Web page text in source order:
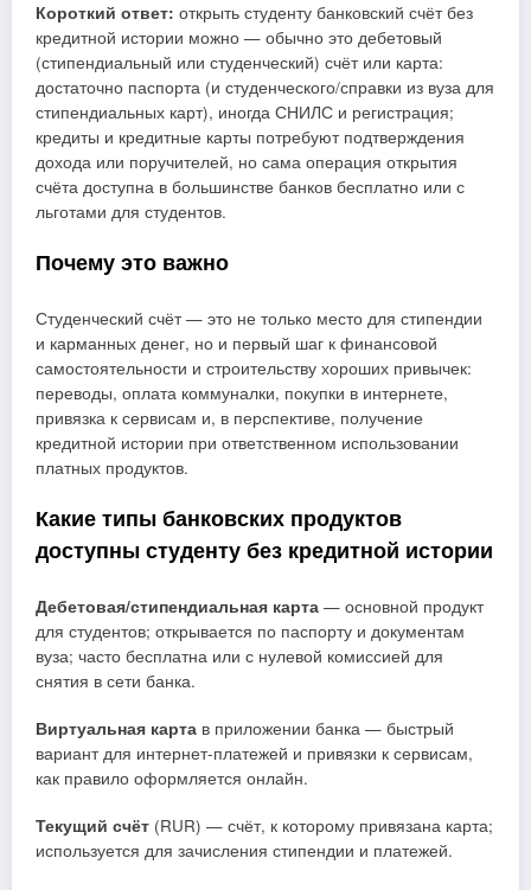
Короткий ответ: открыть студенту банковский счёт без
кредитной истории можно — обычно это дебетовый
(стипендиальный или студенческий) счёт или карта:
достаточно паспорта (и студенческого/справки из вуза для
стипендиальных карт), иногда СНИЛС и регистрация;
кредиты и кредитные карты потребуют подтверждения
дохода или поручителей, но сама операция открытия
счёта доступна в большинстве банков бесплатно или с
льготами для студентов.
Почему это важно
Студенческий счёт — это не только место для стипендии
и карманных денег, но и первый шаг к финансовой
самостоятельности и строительству хороших привычек:
переводы, оплата коммуналки, покупки в интернете,
привязка к сервисам и, в перспективе, получение
кредитной истории при ответственном использовании
платных продуктов.
Какие типы банковских продуктов
доступны студенту без кредитной истории
Дебетовая/стипендиальная карта — основной продукт
для студентов; открывается по паспорту и документам
вуза; часто бесплатна или с нулевой комиссией для
снятия в сети банка.
Виртуальная карта в приложении банка — быстрый
вариант для интернет-платежей и привязки к сервисам,
как правило оформляется онлайн.
Текущий счёт (RUR) — счёт, к которому привязана карта;
используется для зачисления стипендии и платежей.